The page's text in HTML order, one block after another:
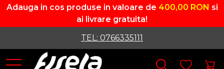
Adauga in cos produse in valoare de 400,00 RON si
ai livrare gratuita!
TEL: 0766335111